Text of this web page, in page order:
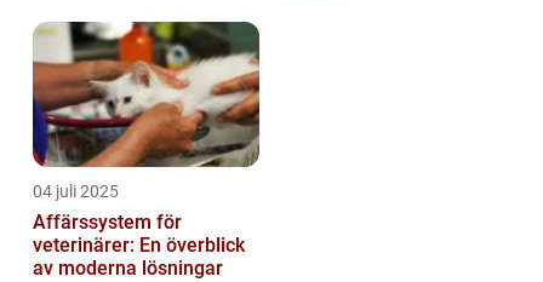
04 juli 2025
Affärssystem för
veterinärer: En överblick
av moderna lösningar